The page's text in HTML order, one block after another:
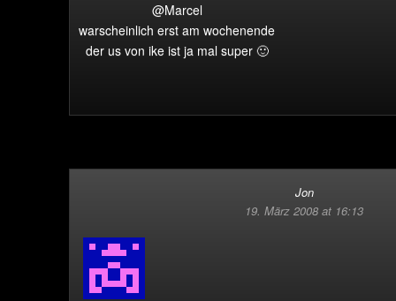
@Marcel
warscheinlich erst am wochenende
der us von ike ist ja mal super 🙂
Jon
19. März 2008 at 16:13